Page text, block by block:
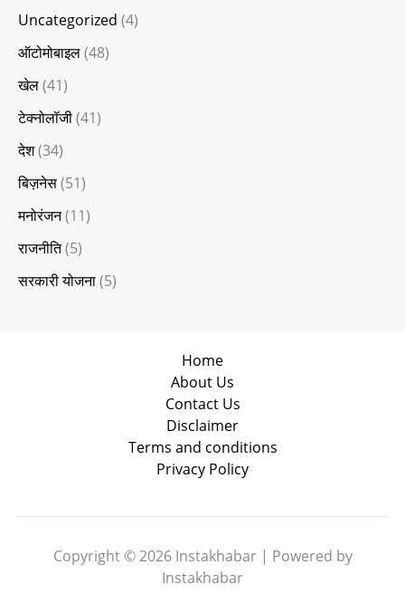
Uncategorized (4)
ऑटोमोबाइल(48)
खेल(41)
टेक्नोलॉजी(41)
देश(34)
बिज़नेस(51)
मनोरंजन(11)
राजनीति(5)
सरकारी योजना(5)
Home
About Us
Contact Us
Disclaimer
Terms and conditions
Privacy Policy
Copyright © 2026 Instakhabar | Powered by
Instakhabar